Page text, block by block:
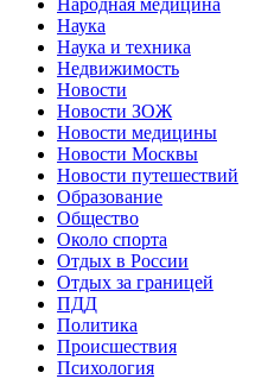
Наука
Наука и техника
Недвижимость
Новости
Новости ЗОЖ
Новости медицины
Новости Москвы
Новости путешествий
Образование
Общество
Около спорта
Отдых в России
Отдых за границей
ПДД
Политика
Происшествия
Психология